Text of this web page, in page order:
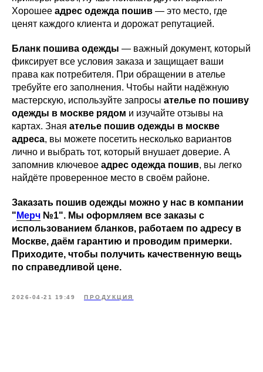
Хорошее адрес одежда пошив — это место, где
ценят каждого клиента и дорожат репутацией.
Бланк пошива одежды — важный документ, который
фиксирует все условия заказа и защищает ваши
права как потребителя. При обращении в ателье
требуйте его заполнения. Чтобы найти надёжную
мастерскую, используйте запросы ателье по пошиву
одежды в москве рядом и изучайте отзывы на
картах. Зная ателье пошив одежды в москве
адреса, вы можете посетить несколько вариантов
лично и выбрать тот, который внушает доверие. А
запомнив ключевое адрес одежда пошив, вы легко
найдёте проверенное место в своём районе.
Заказать пошив одежды можно у нас в компании
" Мерч №1". Мы оформляем все заказы с
использованием бланков, работаем по адресу в
Москве, даём гарантию и проводим примерки.
Приходите, чтобы получить качественную вещь
по справедливой цене.
2026-04-21 19:49 ПРОДУКЦИЯ